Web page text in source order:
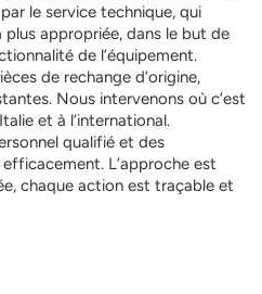
le service technique, qui
appropriée, dans le but de
de l’équipement.
de rechange d’origine,
Nous intervenons où c’est
et à l’international.
qualifié et des
L’approche est
chaque action est traçable et